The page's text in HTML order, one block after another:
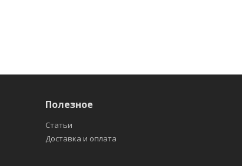
Полезное
Статьи
Доставка и оплата